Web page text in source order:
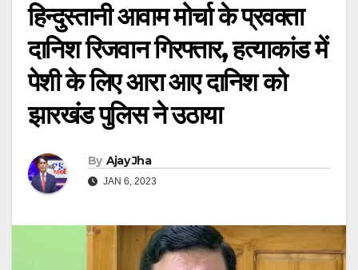
हिन्दुस्तानी आवाम मोर्चा के प्रवक्ता
दानिश रिजवान गिरफ्तार, हत्याकांड में
पेशी के लिए आरा आए दानिश को
झारखंड पुलिस ने उठाया
By Ajay Jha
JAN 6, 2023